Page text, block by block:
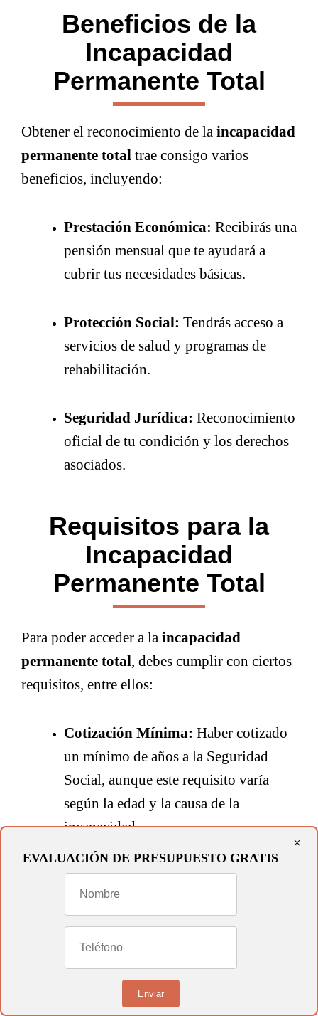
Beneficios de la
Incapacidad
Permanente Total
Obtener el reconocimiento de la incapacidad
permanente totaltrae consigo varios
beneficios, incluyendo:
Prestación Económica: Recibirás una
pensión mensual que te ayudará a
cubrir tus necesidades básicas.
Protección Social: Tendrás acceso a
servicios de salud y programas de
rehabilitación.
Seguridad Jurídica: Reconocimiento
oficial de tu condición y los derechos
asociados.
Requisitos para la
Incapacidad
Permanente Total
Para poder acceder a la incapacidad
permanente total, debes cumplir con ciertos
requisitos, entre ellos:
Cotización Mínima: Haber cotizado
un mínimo de años a la Seguridad
Social, aunque este requisito varía
según la edad y la causa de la
incapacidad.
Evaluación Médica Completa:
Necesitarás informes médicos
exhaustivos que demuestren tu
incapacidad para realizar tu trabajo
habitual.
×
EVALUACIÓN DE PRESUPUESTO GRATIS
Enviar